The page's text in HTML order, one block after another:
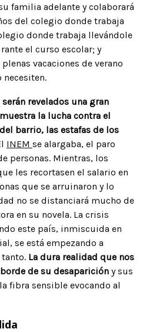
familia adelante y colaborará
del colegio donde trabaja
donde trabaja llevándole
el curso escolar; y
vacaciones de verano
necesiten.
revelados una gran
la lucha contra el
barrio, las estafas de los
INEM se alargaba, el paro
personas. Mientras, los
les recortasen el salario en
que se arruinaron y lo
no se distanciará mucho de
en su novela. La crisis
este país, inmiscuida en
se está empezando a
La dura realidad que nos
de su desaparición y sus
fibra sensible evocando al